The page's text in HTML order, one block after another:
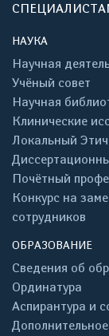
НАУКА
Научная
Учёный совет
Научная
Клинические
Локальный
Почётный
Конкурс на
сотрудников
ОБРАЗОВАНИЕ
Сведения об
Ординатура
Аспирантура и